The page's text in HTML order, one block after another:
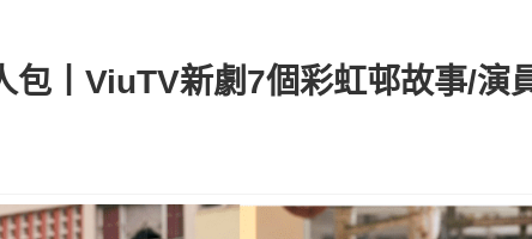
包丨ViuTV新劇7個彩虹邨故事/演